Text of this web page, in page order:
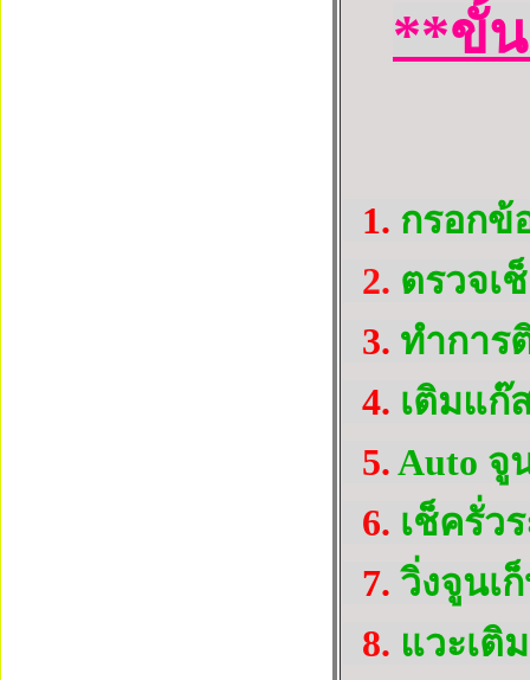
**ขั้น
1. กรอกข้
2. ตรวจเ
3. ทำการ
4. เติมแก๊
5.Auto จู
6. เช็ครั่ว
7. วิ่งจูนเ
8. แวะเติ